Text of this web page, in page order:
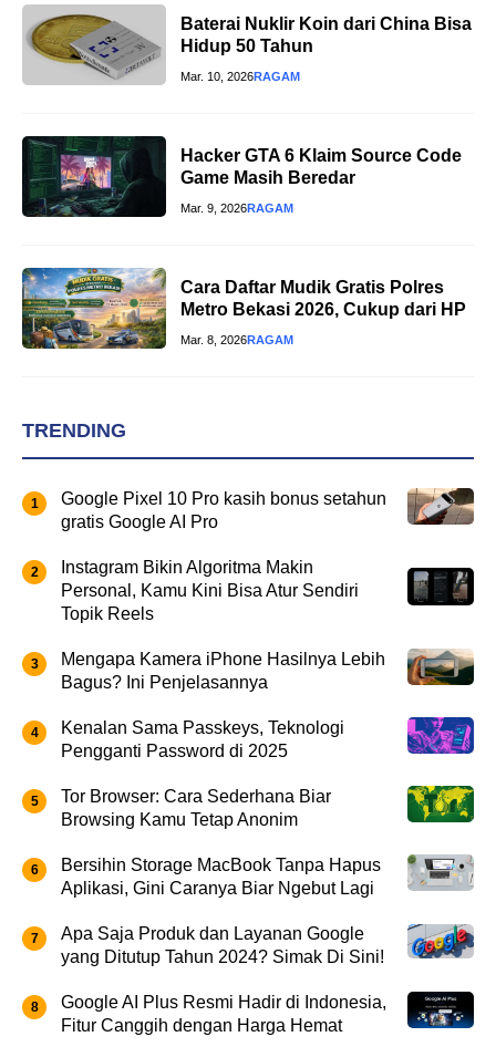
Baterai Nuklir Koin dari China Bisa
Hidup 50 Tahun
Mar. 10, 2026RAGAM
Hacker GTA 6 Klaim Source Code
Game Masih Beredar
Mar. 9, 2026RAGAM
Cara Daftar Mudik Gratis Polres
Metro Bekasi 2026, Cukup dari HP
Mar. 8, 2026RAGAM
TRENDING
Google Pixel 10 Pro kasih bonus setahun
gratis Google AI Pro
Instagram Bikin Algoritma Makin
Personal, Kamu Kini Bisa Atur Sendiri
Topik Reels
Mengapa Kamera iPhone Hasilnya Lebih
Bagus? Ini Penjelasannya
Kenalan Sama Passkeys, Teknologi
Pengganti Password di 2025
Tor Browser: Cara Sederhana Biar
Browsing Kamu Tetap Anonim
Bersihin Storage MacBook Tanpa Hapus
Aplikasi, Gini Caranya Biar Ngebut Lagi
Apa Saja Produk dan Layanan Google
yang Ditutup Tahun 2024? Simak Di Sini!
Google AI Plus Resmi Hadir di Indonesia,
Fitur Canggih dengan Harga Hemat